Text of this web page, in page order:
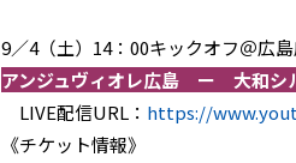
9／4（土）14：00キックオフ＠広
アンジュヴィオレ広島 ー 大和シ
LIVE配信URL： https://
《チケット情報》